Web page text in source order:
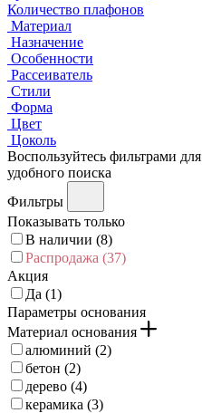
Количество плафонов
Материал
Назначение
Особенности
Рассеиватель
Стили
Форма
Цвет
Цоколь
Воспользуйтесь фильтрами для
удобного поиска
Фильтры
Показывать только
В наличии (8)
Распродажа (37)
Акция
Да (1)
Параметры основания
Материал основания
алюминий (2)
бетон (2)
дерево (4)
керамика (3)